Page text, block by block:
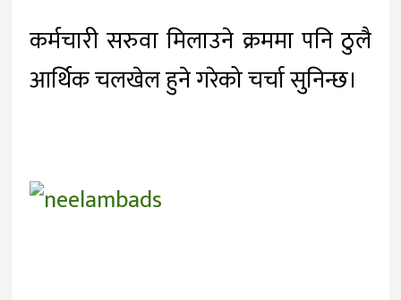
कर्मचारी सरुवा मिलाउने क्रममा पनि ठुलै
आर्थिक चलखेल हुने गरेको चर्चा सुनिन्छ।